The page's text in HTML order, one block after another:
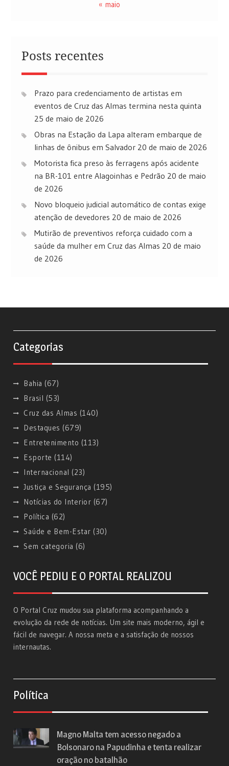
« maio
Posts recentes
Prazo para credenciamento de artistas em
eventos de Cruz das Almas termina nesta quinta
25 de maio de 2026
Obras na Estação da Lapa alteram embarque de
linhas de ônibus em Salvador 20 de maio de 2026
Motorista fica preso às ferragens após acidente
na BR-101 entre Alagoinhas e Pedrão 20 de maio
de 2026
Novo bloqueio judicial automático de contas exige
atenção de devedores 20 de maio de 2026
Mutirão de preventivos reforça cuidado com a
saúde da mulher em Cruz das Almas 20 de maio
de 2026
Categorias
Bahia (67)
Brasil (53)
Cruz das Almas (140)
Destaques (679)
Entretenimento (113)
Esporte (114)
Internacional (23)
Justiça e Segurança (195)
Notícias do Interior (67)
Política (62)
Saúde e Bem-Estar (30)
Sem categoria (6)
VOCÊ PEDIU E O PORTAL REALIZOU
O Portal Cruz mudou sua plataforma acompanhando a
evolução da rede de notícias. Um site mais moderno, ágil e
fácil de navegar. A nossa meta e a satisfação de nossos
internautas.
Política
Magno Malta tem acesso negado a
Bolsonaro na Papudinha e tenta realizar
oração no batalhão